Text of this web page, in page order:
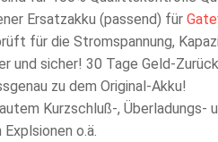
Ersatzakku (passend) für
für die Stromspannung,
und sicher! 30 Tage Geld-
zu dem Original-Akku!
Kurzschluß-, Überladungs-
o.ä.